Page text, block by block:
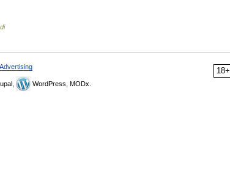
18+
Advertising
WordPress, MODx.